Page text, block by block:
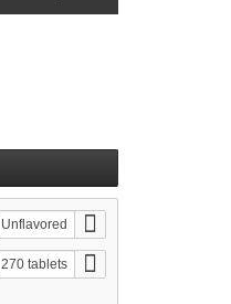
Unflavored
270 tablets